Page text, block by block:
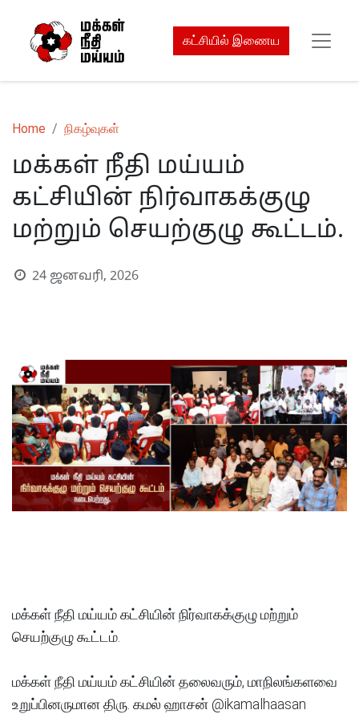
கட்சியில் இணைய
Home நிகழ்வுகள்
மக்கள் நீதி மய்யம்
கட்சியின் நிர்வாகக்குழு
மற்றும் செயற்குழு கூட்டம்.
24 ஜனவரி, 2026
மக்கள் நீதி மய்யம் கட்சியின் நிர்வாகக்குழு மற்றும்
செயற்குழு கூட்டம்.
மக்கள் நீதி மய்யம் கட்சியின் தலைவரும், மாநிலங்களவை
உறுப்பினருமான திரு. கமல் ஹாசன் @ikamalhaasan